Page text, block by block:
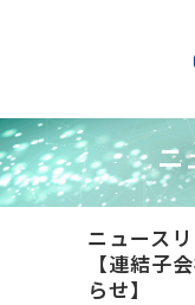
ニ
ニュース
【連結子
らせ】